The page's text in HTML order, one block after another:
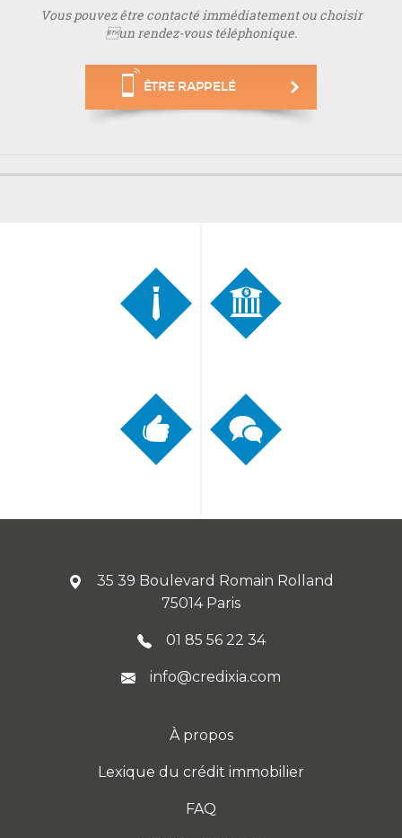
Vous pouvez être contacté immédiatement ou choisir
un rendez-vous téléphonique.
ÊTRE RAPPELÉ
35 39 Boulevard Romain Rolland
75014 Paris
01 85 56 22 34
info@credixia.com
À propos
Lexique du crédit immobilier
FAQ